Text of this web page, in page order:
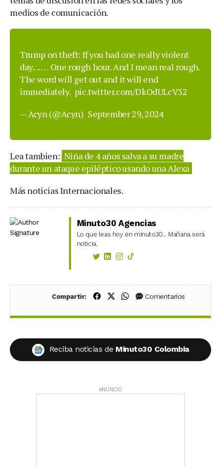
medios de comunicación.
Trump on theft: If you had one really violent
day.. .. … One rough hour. And I mean real rough.
The word will get out and it will end
immediately. pic.twitter.com/DkOdULcV32
— Acyn (@Acyn) September 29, 2024
Lea tambien: Niña de 4 años salva a su madre
durante un ataque epiléptico usando una Alexa
Más noticias Internacionales.
Minuto30 Agencias
Lo que leas hoy en minuto30... Mañana será
noticia.
Compartir: Compartir en Facebook
Compartir en X (Twitter)
Compartir en WhatsApp
Comentarios
Reciba noticias de Minuto30 Colombia
ANUNCIO